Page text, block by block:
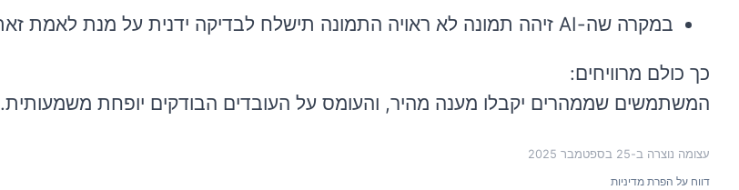
במקרה שה-AI זיהה תמונה לא ראויה התמונה תישלח לבדיקה ידנית על מנת לאמת זאת.
כך כולם מרוויחים:
המשתמשים שממהרים יקבלו מענה מהיר, והעומס על העובדים הבודקים יופחת משמעותית.
עצומה נוצרה ב-25 בספטמבר 2025
דווח על הפרת מדיניות